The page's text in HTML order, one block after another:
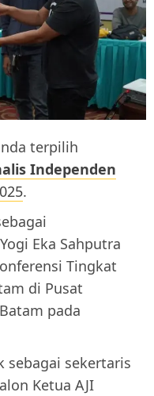
terpilih
Independen
.
Eka Sahputra
Tingkat
di Pusat
pada
sebagai sekertaris
Ketua AJI